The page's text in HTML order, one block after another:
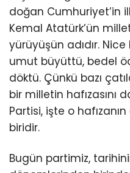
doğan Cumhuriyet’in
Kemal Atatürk’ün
yürüyüşün adıdır.
umut büyüttü, bedel
döktü. Çünkü bazı
bir milletin hafızasını
Partisi, işte o
biridir.
Bugün partimiz,